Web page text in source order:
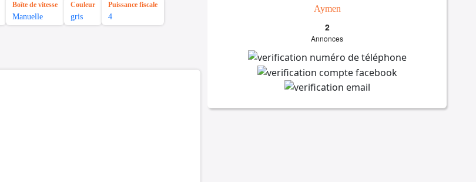
Boîte de vitesse
Manuelle
Couleur
gris
Puissance fiscale
4
Aymen
2
Annonces